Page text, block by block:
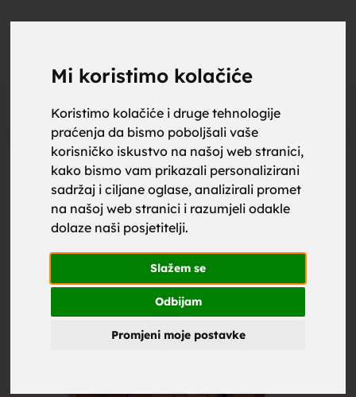
Mi koristimo kolačiće
Koristimo kolačiće i druge tehnologije
praćenja da bismo poboljšali vaše
korisničko iskustvo na našoj web stranici,
kako bismo vam prikazali personalizirani
sadržaj i ciljane oglase, analizirali promet
na našoj web stranici i razumjeli odakle
dolaze naši posjetitelji.
Slažem se
Odbijam
Promjeni moje postavke
Oglas
upoznaj
za brak,
zene za